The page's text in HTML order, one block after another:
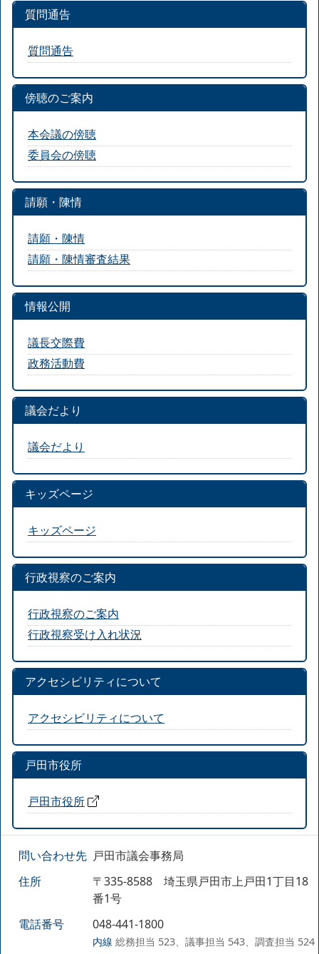
質問通告
質問通告
傍聴のご案内
本会議の傍聴
委員会の傍聴
請願・陳情
請願・陳情
請願・陳情審査結果
情報公開
議長交際費
政務活動費
議会だより
議会だより
キッズページ
キッズページ
行政視察のご案内
行政視察のご案内
行政視察受け入れ状況
アクセシビリティについて
アクセシビリティについて
戸田市役所
戸田市役所
問い合わせ先 戸田市議会事務局
住所
〒335-8588 埼玉県戸田市上戸田1丁目18
番1号
電話番号
048-441-1800
内線 総務担当 523、議事担当 543、調査担当 524